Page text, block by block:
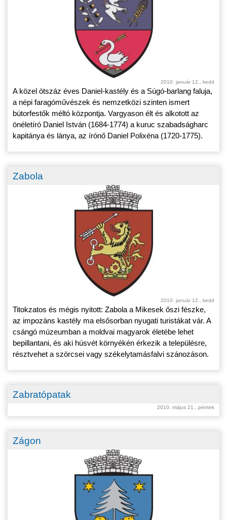
2010. január 12., kedd
A közel ötszáz éves Daniel-kastély és a Súgó-barlang faluja,
a népi faragóművészek és nemzetközi szinten ismert
bútorfestők méltó központja. Vargyason élt és alkotott az
önéletíró Daniel István (1684-1774) a kuruc szabadságharc
kapitánya és lánya, az írónő Daniel Polixéna (1720-1775).
Zabola
2010. január 12., kedd
Titokzatos és mégis nyitott: Zabola a Mikesek őszi fészke,
az impozáns kastély ma elsősorban nyugati turistákat vár. A
csángó múzeumban a moldvai magyarok életébe lehet
bepillantani, és aki húsvét környékén érkezik a településre,
résztvehet a szörcsei vagy székelytamásfalvi szánozáson.
Zabratópatak
2010. május 21., péntek
Zágon